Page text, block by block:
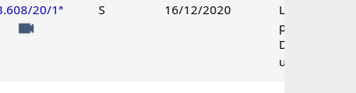
20/1ª S 16/12/2020
Lançamento
procedente.
Decisão
unânime.